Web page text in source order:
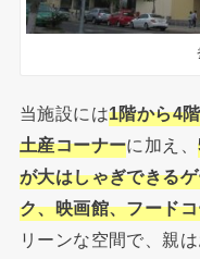
当施設には1階から4
土産コーナーに加え、
が大はしゃぎできる
ク、映画館、フード
リーンな空間で、親